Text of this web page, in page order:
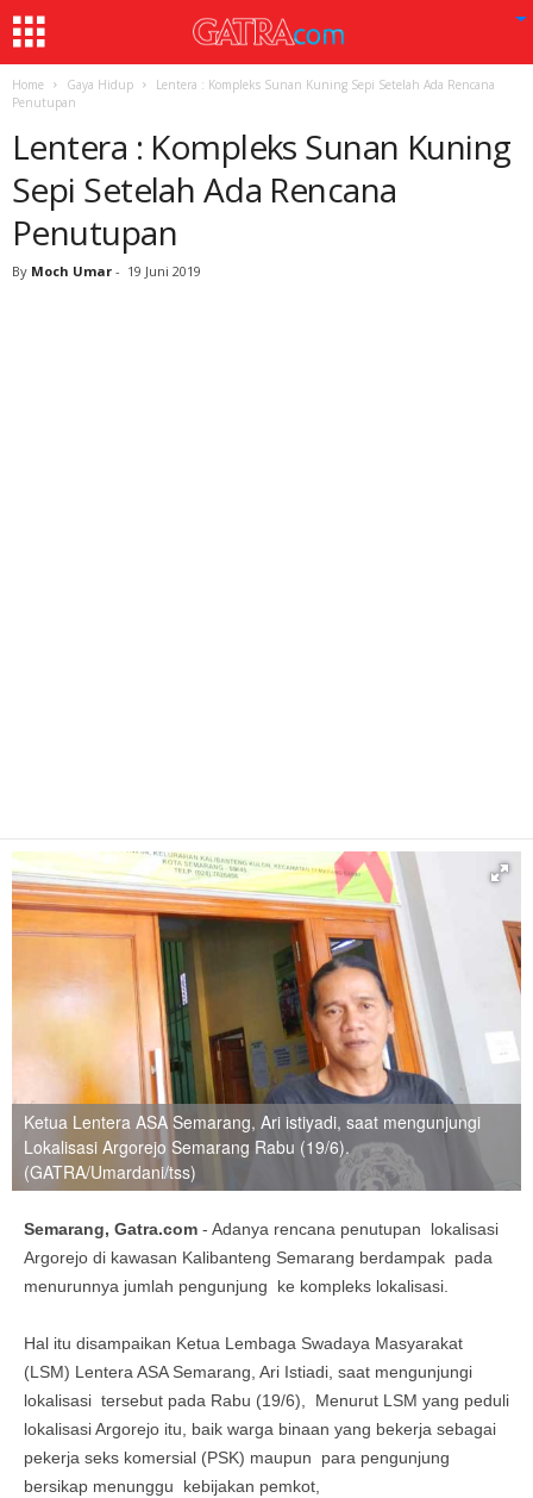
Home Gaya Hidup
Lentera : Kompleks Sunan Kuning Sepi Setelah Ada Rencana
Penutupan
Lentera : Kompleks Sunan Kuning
Sepi Setelah Ada Rencana
Penutupan
By Moch Umar - 19 Juni 2019
Ketua Lentera ASA Semarang, Ari istiyadi, saat mengunjungi
Lokalisasi Argorejo Semarang Rabu (19/6).
(GATRA/Umardani/tss)
Semarang, Gatra.com - Adanya rencana penutupan lokalisasi
Argorejo di kawasan Kalibanteng Semarang berdampak pada
menurunnya jumlah pengunjung ke kompleks lokalisasi.
Hal itu disampaikan Ketua Lembaga Swadaya Masyarakat
(LSM) Lentera ASA Semarang, Ari Istiadi, saat mengunjungi
lokalisasi tersebut pada Rabu (19/6), Menurut LSM yang peduli
lokalisasi Argorejo itu, baik warga binaan yang bekerja sebagai
pekerja seks komersial (PSK) maupun para pengunjung
bersikap menunggu kebijakan pemkot,